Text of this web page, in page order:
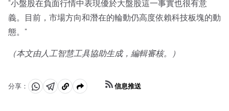
"小盤股在負面行情中表現優於大盤股這一事實也很有意
義。目前，市場方向和潛在的輪動仍高度依賴科技板塊的動
態。"
（本文由人工智慧工具協助生成，編輯審核。）
分享：
分 分 複
信息推送